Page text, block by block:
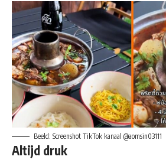
Beeld: Screenshot TikTok kanaal @aomsin03111
Altijd druk